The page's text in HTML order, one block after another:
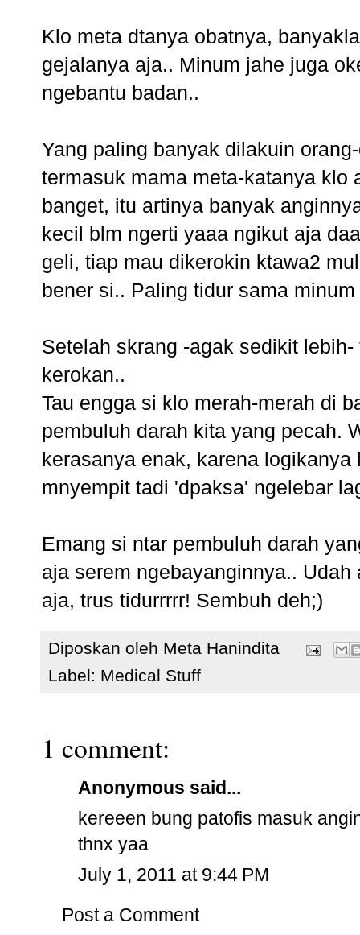
Klo meta dtanya obatnya,
gejalanya aja.. Minum jahe juga
ngebantu badan..
Yang paling banyak dilakuin
termasuk mama meta-katanya klo
banget, itu artinya banyak
kecil blm ngerti yaaa ngikut aja
geli, tiap mau dikerokin ktawa2
bener si.. Paling tidur sama
Setelah skrang -agak sedikit
kerokan..
Tau engga si klo merah-merah di
pembuluh darah kita yang pecah.
kerasanya enak, karena
mnyempit tadi 'dpaksa' ngelebar
Emang si ntar pembuluh darah
aja serem ngebayanginnya..
aja, trus tidurrrrr! Sembuh deh;)
Diposkan oleh Meta Hanindita
Label: Medical Stuff
1 comment:
Anonymous said...
kereeen bung patofis masuk
thnx yaa
July 1, 2011 at 9:44 PM
Post a Comment